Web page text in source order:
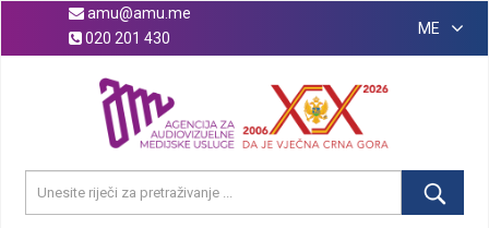
amu@amu.me
020 201 430
ME